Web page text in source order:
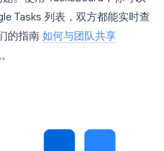
Tasks 列表，双方都能实时查
的指南 如何与团队共享